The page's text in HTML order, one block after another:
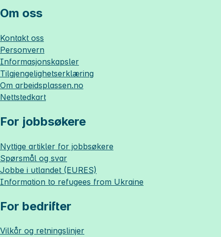
Om oss
Kontakt oss
Personvern
Informasjonskapsler
Tilgjengelighetserklæring
Om arbeidsplassen.no
Nettstedkart
For jobbsøkere
Nyttige artikler for jobbsøkere
Spørsmål og svar
Jobbe i utlandet (EURES)
Information to refugees from Ukraine
For bedrifter
Vilkår og retningslinjer